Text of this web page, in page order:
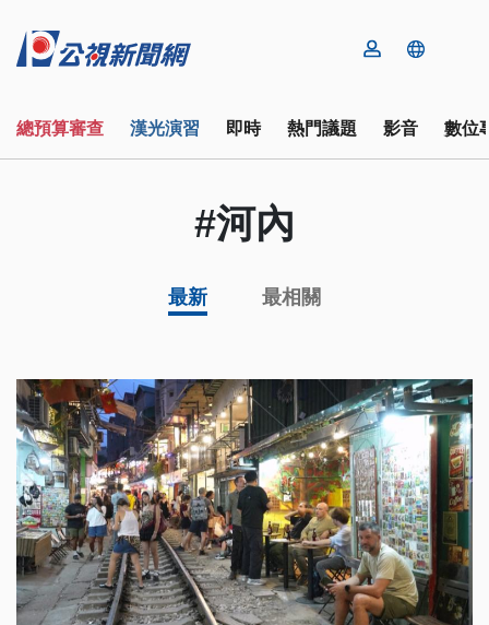
總預算審查 漢光演習 即時 熱門議題 影音 數位
#河內
最新 最相關